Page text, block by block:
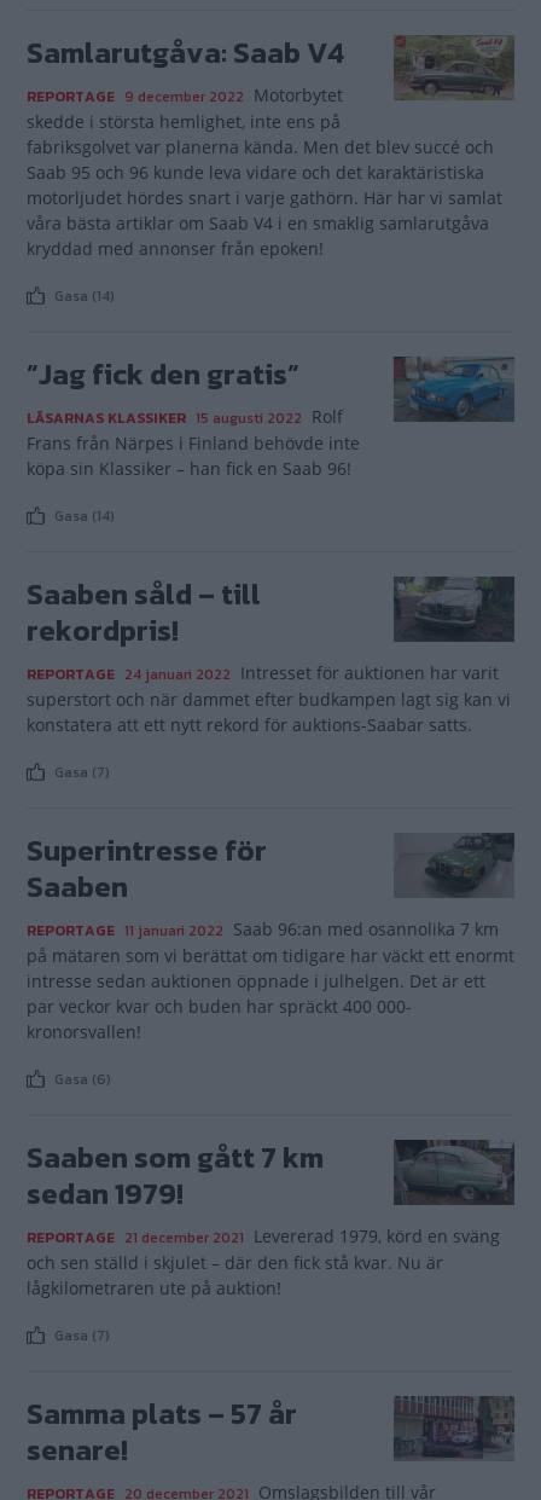
Samlarutgåva: Saab V4
REPORTAGE 9 december 2022 Motorbytet
skedde i största hemlighet, inte ens på
fabriksgolvet var planerna kända. Men det blev succé och
Saab 95 och 96 kunde leva vidare och det karaktäristiska
motor­ljudet hördes snart i varje gathörn. Här har vi samlat
våra bästa artiklar om Saab V4 i en smaklig samlarutgåva
kryddad med annonser från epoken!
Gasa (14)
”Jag fick den gratis”
LÄSARNAS KLASSIKER 15 augusti 2022 Rolf
Frans från Närpes i Finland behövde inte
köpa sin Klassiker – han fick en Saab 96!
Gasa (14)
Saaben såld – till
rekordpris!
REPORTAGE 24 januari 2022 Intresset för auktionen har varit
superstort och när dammet efter budkampen lagt sig kan vi
konstatera att ett nytt rekord för auktions-Saabar satts.
Gasa (7)
Superintresse för
Saaben
REPORTAGE 11 januari 2022 Saab 96:an med osannolika 7 km
på mätaren som vi berättat om tidigare har väckt ett enormt
intresse sedan auktionen öppnade i julhelgen. Det är ett
par veckor kvar och buden har spräckt 400 000-
kronorsvallen!
Gasa (6)
Saaben som gått 7 km
sedan 1979!
REPORTAGE 21 december 2021 Levererad 1979, körd en sväng
och sen ställd i skjulet – där den fick stå kvar. Nu är
lågkilometraren ute på auktion!
Gasa (7)
Samma plats – 57 år
senare!
REPORTAGE 20 december 2021 Omslagsbilden till vår